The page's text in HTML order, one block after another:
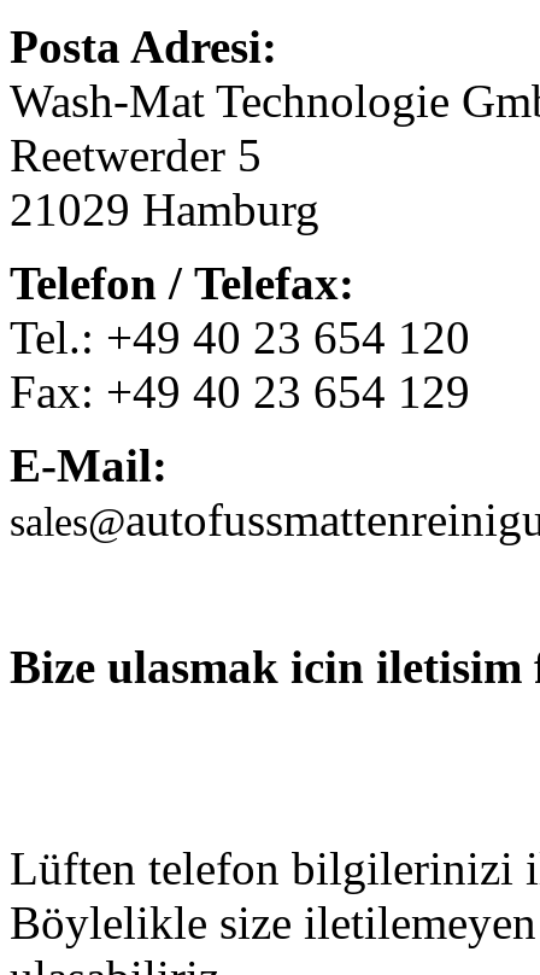
Posta Adresi:
Wash-Mat Technologie
Reetwerder 5
21029 Hamburg
Telefon / Telefax:
Tel.: +49 40 23 654 120
Fax: +49 40 23 654 129
E-Mail:
sales@
Bize ulasmak icin
Lüften telefon bilgilerinizi
Böylelikle size